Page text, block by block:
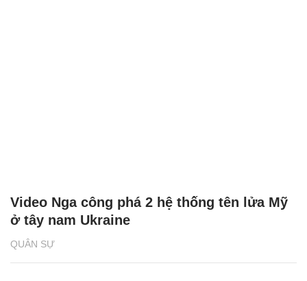
QUÂN SỰ
Video Nga công phá 2 hệ thống tên lửa Mỹ
ở tây nam Ukraine